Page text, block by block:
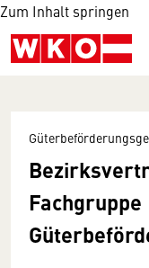
Zum Inhalt springen
Fachgruppe